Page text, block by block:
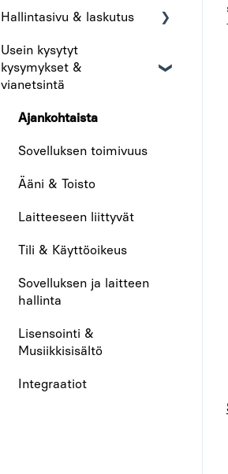
Hallintasivu & laskutus
Hallintasivu
Laskutus
Usein kysytyt
kysymykset &
vianetsintä
Ajankohtaista
Sovelluksen toimivuus
Ääni & Toisto
Laitteeseen liittyvät
Tili & Käyttöoikeus
Sovelluksen ja laitteen
hallinta
Lisensointi &
Musiikkisisältö
Integraatiot